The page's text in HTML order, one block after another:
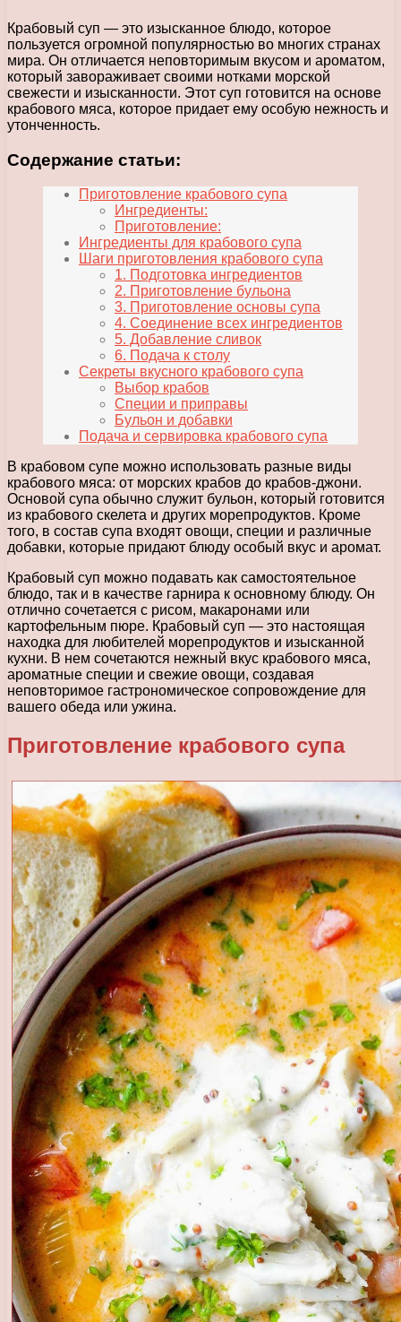
Крабовый суп — это изысканное блюдо, которое
пользуется огромной популярностью во многих странах
мира. Он отличается неповторимым вкусом и ароматом,
который завораживает своими нотками морской
свежести и изысканности. Этот суп готовится на основе
крабового мяса, которое придает ему особую нежность и
утонченность.
Содержание статьи:
Приготовление крабового супа
Ингредиенты:
Приготовление:
Ингредиенты для крабового супа
Шаги приготовления крабового супа
1. Подготовка ингредиентов
2. Приготовление бульона
3. Приготовление основы супа
4. Соединение всех ингредиентов
5. Добавление сливок
6. Подача к столу
Секреты вкусного крабового супа
Выбор крабов
Специи и приправы
Бульон и добавки
Подача и сервировка крабового супа
В крабовом супе можно использовать разные виды
крабового мяса: от морских крабов до крабов-джони.
Основой супа обычно служит бульон, который готовится
из крабового скелета и других морепродуктов. Кроме
того, в состав супа входят овощи, специи и различные
добавки, которые придают блюду особый вкус и аромат.
Крабовый суп можно подавать как самостоятельное
блюдо, так и в качестве гарнира к основному блюду. Он
отлично сочетается с рисом, макаронами или
картофельным пюре. Крабовый суп — это настоящая
находка для любителей морепродуктов и изысканной
кухни. В нем сочетаются нежный вкус крабового мяса,
ароматные специи и свежие овощи, создавая
неповторимое гастрономическое сопровождение для
вашего обеда или ужина.
Приготовление крабового супа